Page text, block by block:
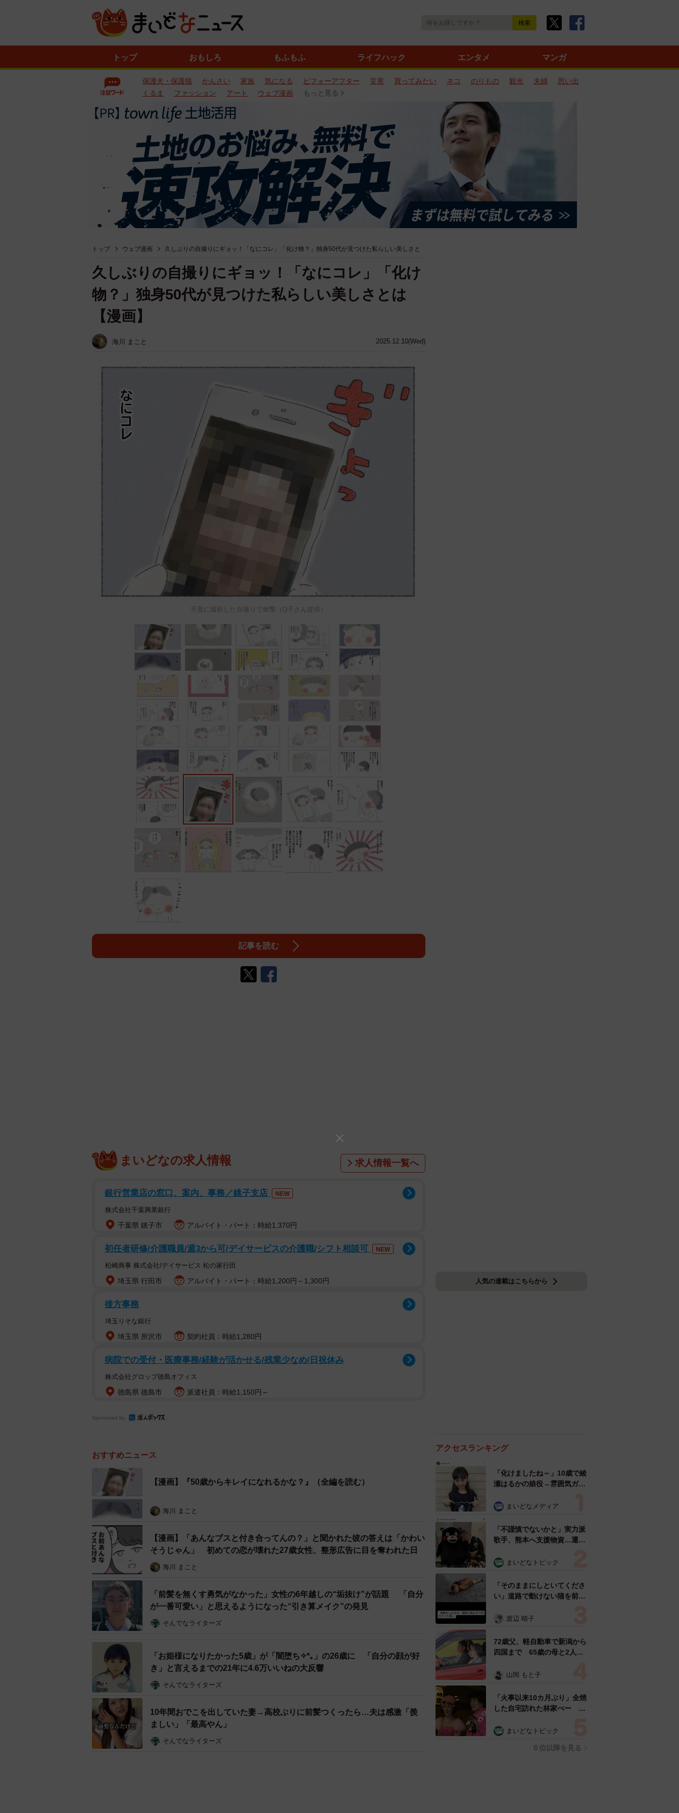
トップ おもしろ もふもふ ライフハック エンタメ マンガ
保護犬・保護猫 かんさい 家族 気になる ビフォーアフター 災害 買ってみたい ネコ のりもの 観光 夫婦
思い出
くるま
ファッション アート ウェブ漫画 もっと見る
トップ ウェブ漫画 久しぶりの自撮りにギョッ！「なにコレ」「化け物？」独身50代が見つけた私らしい美しさと
2025.12.10(Wed)
久しぶりの自撮りにギョッ！「なにコレ」「化け
物？」独身50代が見つけた私らしい美しさとは
【漫画】
海川 まこと
不意に撮影した自撮りで衝撃（Q子さん提供）
記事を読む
まいどなの求人情報 求人情報一覧へ
銀行営業店の窓口、案内、事務／銚子支店 NEW
株式会社千葉興業銀行
千葉県 銚子市 アルバイト・パート：時給1,370円
初任者研修/介護職員/週3から可/デイサービスの介護職/シフト相談可 NEW
松崎商事 株式会社/デイサービス 松の家行田
埼玉県 行田市 アルバイト・パート：時給1,200円～1,300円
後方事務
埼玉りそな銀行
埼玉県 所沢市 契約社員：時給1,280円
病院での受付・医療事務/経験が活かせる/残業少なめ/日祝休み
株式会社グロップ徳島オフィス
徳島県 徳島市 派遣社員：時給1,150円～
Sponsored by
おすすめニュース
【漫画】『50歳からキレイになれるかな？』（全編を読む）
海川 まこと
【漫画】「あんなブスと付き合ってんの？」と聞かれた彼の答えは「かわい
そうじゃん」 初めての恋が壊れた27歳女性、整形広告に目を奪われた日
海川 まこと
「前髪を無くす勇気がなかった」女性の6年越しの“垢抜け”が話題 「自分
が一番可愛い」と思えるようになった“引き算メイク”の発見
そんでなライターズ
「お姫様になりたかった5歳」が「闇堕ち✧*｡」の26歳に 「自分の顔が好
き」と言えるまでの21年に4.6万いいねの大反響
そんでなライターズ
10年間おでこを出していた妻→高校ぶりに前髪つくったら…夫は感激「羨
ましい」「最高やん」
そんでなライターズ
人気の連載はこちらから
アクセスランキング
「化けましたね～」10歳で綾
瀬はるかの娘役→雰囲気ガラ
雰囲気が」「宝塚に入れそ
まいどなメディア
「不謹慎でないかと」実力派
歌手、熊本へ支援物資…運搬
めらい 「痛いほど伝わる」
まいどなトピック
「そのままにしといてくださ
い」道路で動けない猫を前に
ようとした4日間 「命の重
表の訴え
渡辺 晴子
72歳父、軽自動車で新潟から
四国まで 65歳の母と2人で
憩まで分刻み… 「大学生で
山岡 もと子
「火事以来10カ月ぶり」全焼
した自宅訪れた林家ぺー 内
ン状態の部屋に呆然
まいどなトピック
６位以降を見る